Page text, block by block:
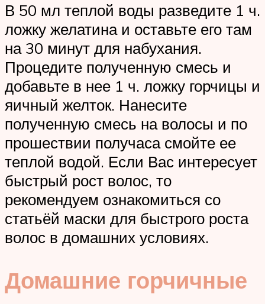
В 50 мл теплой воды разведите 1 ч.
ложку желатина и оставьте его там
на 30 минут для набухания.
Процедите полученную смесь и
добавьте в нее 1 ч. ложку горчицы и
яичный желток. Нанесите
полученную смесь на волосы и по
прошествии получаса смойте ее
теплой водой. Если Вас интересует
быстрый рост волос, то
рекомендуем ознакомиться со
статьёй маски для быстрого роста
волос в домашних условиях.
Домашние горчичные